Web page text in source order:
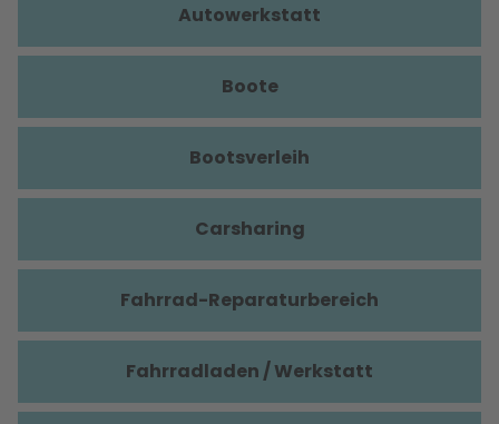
Autowerkstatt
Boote
Bootsverleih
Carsharing
Fahrrad-Reparaturbereich
Fahrradladen / Werkstatt